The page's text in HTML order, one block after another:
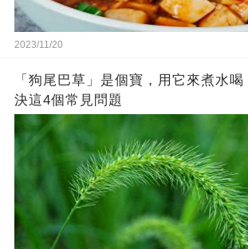
2023/11/20
「狗尾巴草」是個寶，用它來煮水
決這4個常見問題